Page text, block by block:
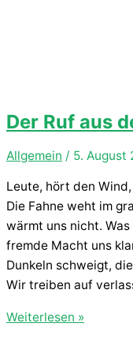
Der Ruf aus
Allgemein / 5. August
Leute, hört den
Die Fahne weht im
wärmt uns nicht.
fremde Macht uns
Dunkeln schweigt,
Wir treiben auf
Der
Weiterlesen »